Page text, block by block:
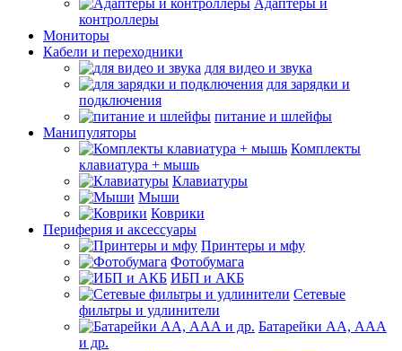
Адаптеры и
контроллеры
Мониторы
Кабели и переходники
для видео и звука
для зарядки и
подключения
питание и шлейфы
Манипуляторы
Комплекты
клавиатура + мышь
Клавиатуры
Мыши
Коврики
Периферия и аксессуары
Принтеры и мфу
Фотобумага
ИБП и АКБ
Сетевые
фильтры и удлинители
Батарейки АА, ААА
и др.